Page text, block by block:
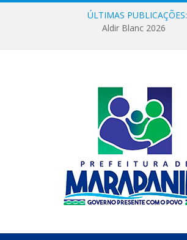
ÚLTIMAS PUBLICAÇÕES:
Aldir Blanc 2026